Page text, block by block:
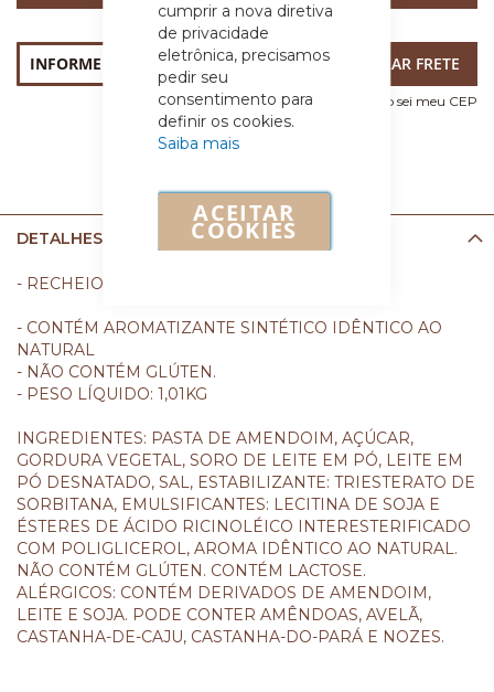
cumprir a nova diretiva
de privacidade
eletrônica, precisamos
pedir seu
consentimento para
definir os cookies.
Saiba mais
ACEITAR
COOKIES
Não sei meu CEP
DETALHES
- RECHEIO FORNEÁVEL SABOR AMENDOIM.
- CONTÉM AROMATIZANTE SINTÉTICO IDÊNTICO AO
NATURAL
- NÃO CONTÉM GLÚTEN.
- PESO LÍQUIDO: 1,01KG
INGREDIENTES: PASTA DE AMENDOIM, AÇÚCAR,
GORDURA VEGETAL, SORO DE LEITE EM PÓ, LEITE EM
PÓ DESNATADO, SAL, ESTABILIZANTE: TRIESTERATO DE
SORBITANA, EMULSIFICANTES: LECITINA DE SOJA E
ÉSTERES DE ÁCIDO RICINOLÉICO INTERESTERIFICADO
COM POLIGLICEROL, AROMA IDÊNTICO AO NATURAL.
NÃO CONTÉM GLÚTEN. CONTÉM LACTOSE.
ALÉRGICOS: CONTÉM DERIVADOS DE AMENDOIM,
LEITE E SOJA. PODE CONTER AMÊNDOAS, AVELÃ,
CASTANHA-DE-CAJU, CASTANHA-DO-PARÁ E NOZES.